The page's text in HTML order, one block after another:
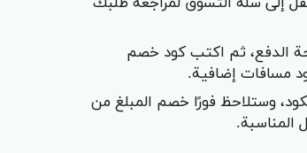
الدفع، ثم اكتب كود خصم
مسافات إضافية.
وستلاحظ فورًا خصم المبلغ من
المناسبة.